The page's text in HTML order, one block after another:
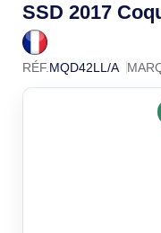
SSD 2017
Reconditionné
RÉF. MQD42LL/A